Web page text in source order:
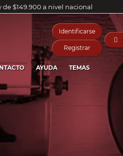
$149.900 a nivel nacional
Identificarse
Registrar

AYUDA TEMAS